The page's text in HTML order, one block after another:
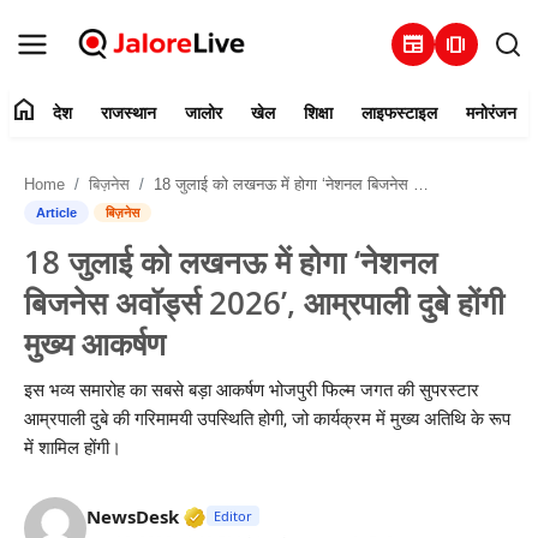
newspaper amp_stories
संपर्क करें
देश
राजस्थान
जालोर
खेल
शिक्षा
home देश राजस्थान जालोर खेल शिक्षा लाइफस्टाइल मनोरंजन
Home बिज़नेस 18 जुलाई को लखनऊ में होगा ‘नेशनल बिजनेस अवॉर्ड्स 2026’, आम्रपाली दुबे होंगी मुख्य आकर्षण
Article बिज़नेस
18 जुलाई को लखनऊ में होगा ‘नेशनल
बिजनेस अवॉर्ड्स 2026’, आम्रपाली दुबे होंगी
मुख्य आकर्षण
इस भव्य समारोह का सबसे बड़ा आकर्षण भोजपुरी फिल्म जगत की सुपरस्टार
आम्रपाली दुबे की गरिमामयी उपस्थिति होगी, जो कार्यक्रम में मुख्य अतिथि के रूप
में शामिल होंगी।
NewsDesk Verified Media or Organization • 28
Editor